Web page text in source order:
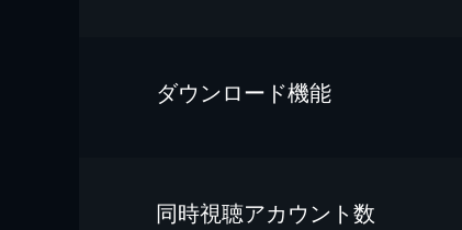
ダウンロード機能
同時視聴アカウント数